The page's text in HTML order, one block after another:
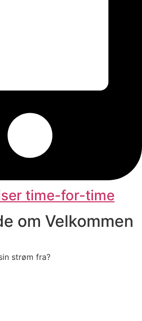
time-for-time
om Velkommen
strøm fra?